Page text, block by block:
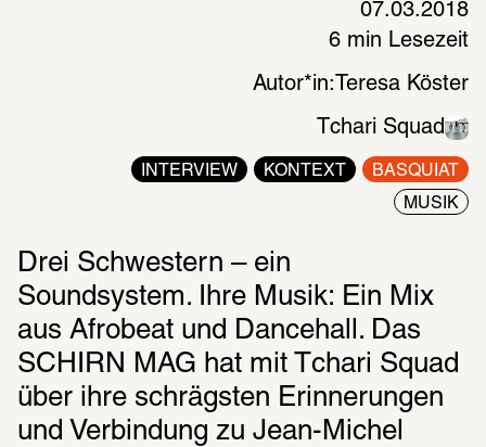
07.03.2018
6 min Lesezeit
Autor*in: Teresa Köster
Tchari Squad
INTERVIEW KONTEXT BASQUIAT
MUSIK
Drei Schwestern – ein
Soundsystem. Ihre Musik: Ein Mix
aus Afrobeat und Dancehall. Das
SCHIRN MAG hat mit Tchari Squad
über ihre schrägsten Erinnerungen
und Verbindung zu Jean-Michel